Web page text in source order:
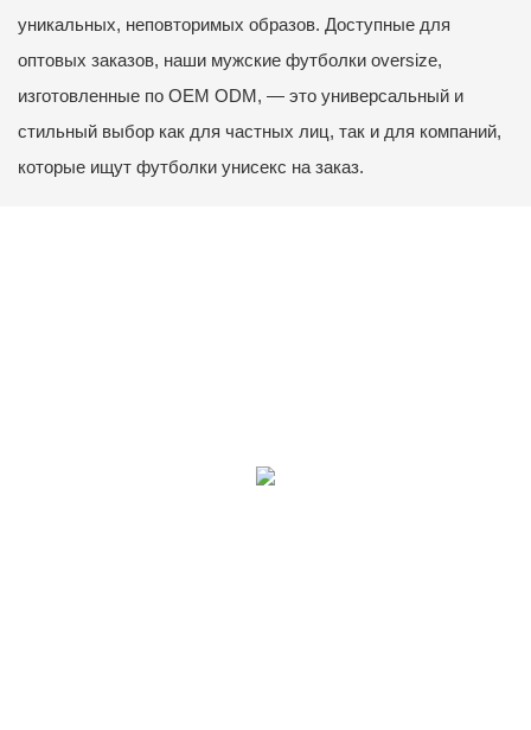
уникальных, неповторимых образов. Доступные для
оптовых заказов, наши мужские футболки oversize,
изготовленные по OEM ODM, — это универсальный и
стильный выбор как для частных лиц, так и для компаний,
которые ищут футболки унисекс на заказ.